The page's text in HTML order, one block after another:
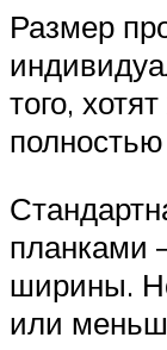
Размер
того,
планками
ширины.
или